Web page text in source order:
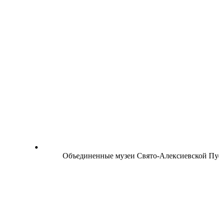
Объединенные музеи Свято-Алексиевской